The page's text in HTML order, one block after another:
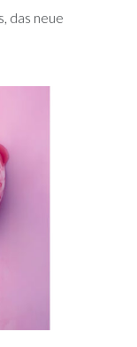
das neue